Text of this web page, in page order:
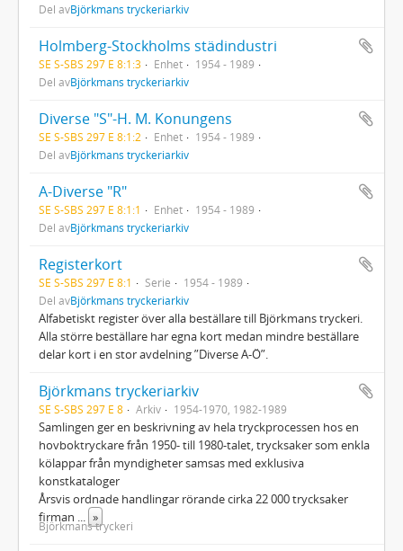
Del avBjörkmans tryckeriarkiv
Holmberg-Stockholms städindustri
SE S-SBS 297 E 8:1:3 Enhet
1954 - 1989
Del avBjörkmans tryckeriarkiv
Diverse "S"-H. M. Konungens
SE S-SBS 297 E 8:1:2 Enhet
1954 - 1989
Del avBjörkmans tryckeriarkiv
A-Diverse "R"
SE S-SBS 297 E 8:1:1 Enhet
1954 - 1989
Del avBjörkmans tryckeriarkiv
Registerkort
SE S-SBS 297 E 8:1 Serie
1954 - 1989
Del avBjörkmans tryckeriarkiv
Alfabetiskt register över alla beställare till Björkmans tryckeri.
Alla större beställare har egna kort medan mindre beställare
delar kort i en stor avdelning ”Diverse A-Ö”.
Björkmans tryckeriarkiv
SE S-SBS 297 E 8 Arkiv 1954-1970, 1982-1989
Samlingen ger en beskrivning av hela tryckprocessen hos en
hovboktryckare från 1950- till 1980-talet, trycksaker som enkla
kölappar från myndigheter samsas med exklusiva
konstkataloger
Årsvis ordnade handlingar rörande cirka 22 000 trycksaker
firman
»
Björkmans tryckeri